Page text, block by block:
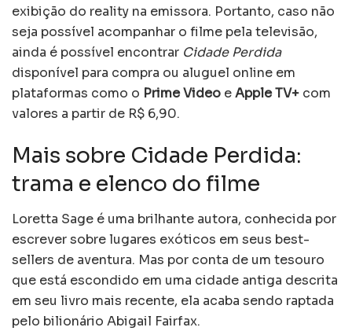
exibição do reality na emissora. Portanto, caso não
seja possível acompanhar o filme pela televisão,
ainda é possível encontrar Cidade Perdida
disponível para compra ou aluguel online em
plataformas como o Prime Video eApple TV+ com
valores a partir de R$ 6,90.
Mais sobre Cidade Perdida:
trama e elenco do filme
Loretta Sage é uma brilhante autora, conhecida por
escrever sobre lugares exóticos em seus best-
sellers de aventura. Mas por conta de um tesouro
que está escondido em uma cidade antiga descrita
em seu livro mais recente, ela acaba sendo raptada
pelo bilionário Abigail Fairfax.